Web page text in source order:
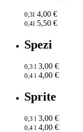
0,3l 4,00 €
0,4l 5,50 €
Spezi
0,3 l 3,00 €
0,4 l 4,00 €
Sprite
0,3 l 3,00 €
0,4 l 4,00 €